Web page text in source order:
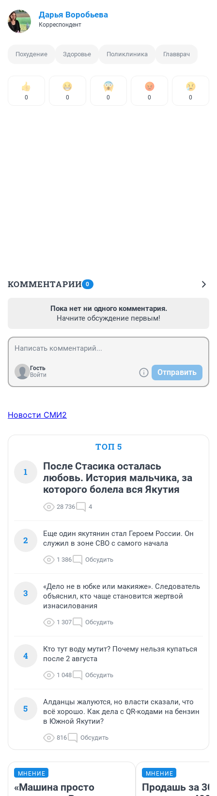
Дарья Воробьева
Корреспондент
Похудение Здоровье Поликлиника Главврач
0 0 0 0 0
КОММЕНТАРИИ 0
Пока нет ни одного комментария.
Начните обсуждение первым!
Гость
Войти
Отправить
Новости СМИ2
ТОП 5
1
После Стасика осталась
любовь. История мальчика, за
которого болела вся Якутия
28 736 4
2
Еще один якутянин стал Героем России. Он
служил в зоне СВО с самого начала
1 386 Обсудить
3
«Дело не в юбке или макияже». Следователь
объяснил, кто чаще становится жертвой
изнасилования
1 307 Обсудить
4
Кто тут воду мутит? Почему нельзя купаться
после 2 августа
1 048 Обсудить
5
Алданцы жалуются, но власти сказали, что
всё хорошо. Как дела с QR-кодами на бензин
в Южной Якутии?
816 Обсудить
МНЕНИЕ
«Машина просто
МНЕНИЕ
Продашь за